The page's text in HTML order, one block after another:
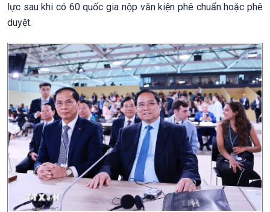
lực sau khi có 60 quốc gia nộp văn kiện phê chuẩn hoặc phê
duyệt.